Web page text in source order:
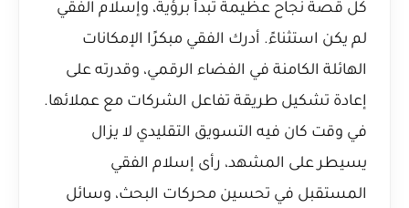
كل قصة نجاح عظيمة تبدأ برؤية، وإسلام الفقي
لم يكن استثناءً. أدرك الفقي مبكرًا الإمكانات
الهائلة الكامنة في الفضاء الرقمي، وقدرته على
إعادة تشكيل طريقة تفاعل الشركات مع عملائها.
في وقت كان فيه التسويق التقليدي لا يزال
يسيطر على المشهد، رأى إسلام الفقي
المستقبل في تحسين محركات البحث، وسائل